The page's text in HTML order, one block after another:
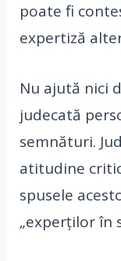
poate fi
expertiză
Nu ajută nici
judecată
semnături.
atitudine
spusele
„experților în